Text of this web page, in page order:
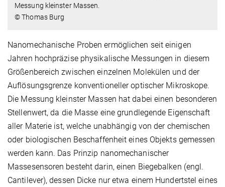
Messung kleinster Massen.
© Thomas Burg
Nanomechanische Proben ermöglichen seit einigen
Jahren hochpräzise physikalische Messungen in diesem
Größenbereich zwischen einzelnen Molekülen und der
Auflösungsgrenze konventioneller optischer Mikroskope.
Die Messung kleinster Massen hat dabei einen besonderen
Stellenwert, da die Masse eine grundlegende Eigenschaft
aller Materie ist, welche unabhängig von der chemischen
oder biologischen Beschaffenheit eines Objekts gemessen
werden kann. Das Prinzip nanomechanischer
Massesensoren besteht darin, einen Biegebalken (engl.
Cantilever), dessen Dicke nur etwa einem Hundertstel eines